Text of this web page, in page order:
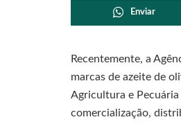
Enviar
Recentemente, a
marcas de azeite de
Agricultura e
comercialização,